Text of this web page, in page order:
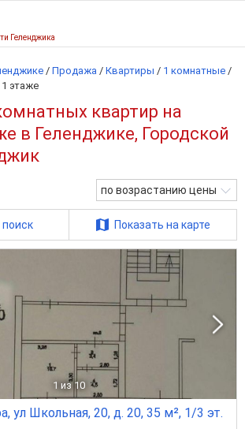
Геленджика
/ Продажа / Квартиры / 1 комнатные /
этаже
квартир на
в Геленджике, Городской
по возрастанию цены
Показать на карте
1 из 10
ул Школьная, 20, д. 20, 35 м², 1/3 эт.